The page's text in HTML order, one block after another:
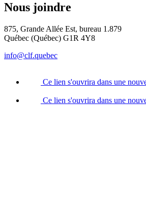
Nous joindre
875, Grande Allée Est, bureau 1.879
Québec (Québec) G1R 4Y8
info@clf.quebec
Ce lien s'ouvrira dans une
Ce lien s'ouvrira dans une